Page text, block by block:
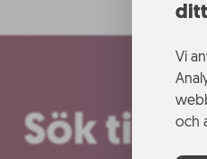
ditt
Vi
och
Sök till